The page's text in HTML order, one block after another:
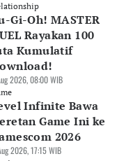
Gi-Oh! MASTER
Rayakan 100
Kumulatif
2026, 08:00 WIB
Infinite Bawa
Game Ini ke
2026
2026, 17:15 WIB